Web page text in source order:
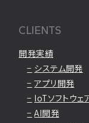
CLIENTS
開発実績
システム開発
アプリ開発
IoTソフトウェ
AI開発